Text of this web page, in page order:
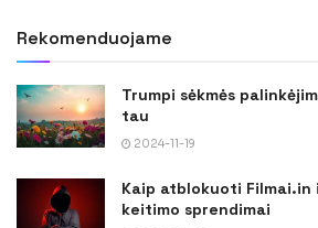
Rekomenduojame
Trumpi sėkmės
tau
2024-11-19
Kaip atblokuoti Filmai.in
keitimo sprendimai